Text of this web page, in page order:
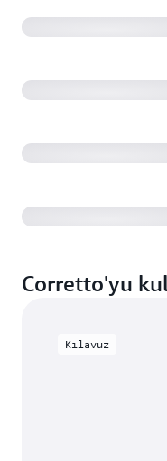
Corretto'yu
Kılavuz